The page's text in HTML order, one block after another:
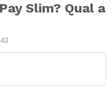
Slim? Qual a
43